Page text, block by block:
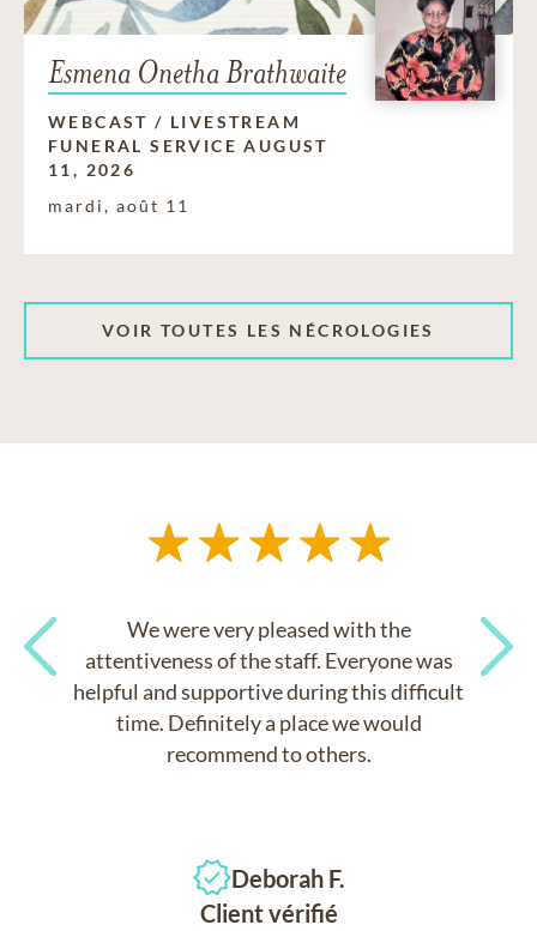
Esmena Onetha Brathwaite
WEBCAST / LIVESTREAM
FUNERAL SERVICE AUGUST
11, 2026
mardi, août 11
VOIR TOUTES LES NÉCROLOGIES
Previous
We were very pleased with the
attentiveness of the staff. Everyone was
helpful and supportive during this difficult
time. Definitely a place we would
recommend to others.
Deborah F.
Client vérifié